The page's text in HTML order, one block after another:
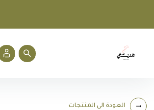
العودة الى المنتجات